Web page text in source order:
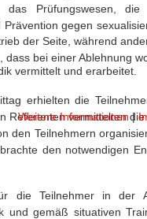
das Prüfungswesen,
gegen
vermittelt und erarbeitet.
erhielten die
Referenten vermittelten
den Teilnehmern
den notwendigen
die Teilnehmer in der
und gemäß situativen
der Seite, während
bei einer Ablehnung
Weitere Informationen|